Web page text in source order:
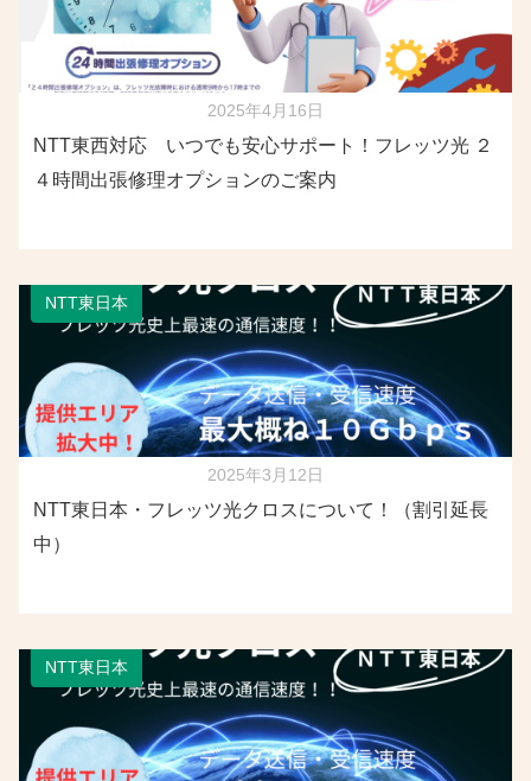
2025年4月16日
NTT東西対応 いつでも安心サポート！フレッツ光 ２
４時間出張修理オプションのご案内
NTT東日本
2025年3月12日
NTT東日本・フレッツ光クロスについて！（割引延長
中）
NTT東日本